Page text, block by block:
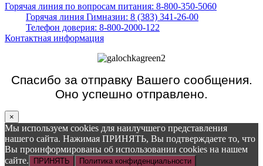
Горячая линия по вопросам питания: 8-800-350-5060
Горячая линия Гимназии: 8 (383) 341-26-00
Телефон доверия: 8-800-2000-122
Контактная информация
Спасибо за отправку Вашего сообщения.
Оно успешно отправлено.
×
Мы используем cookies для наилучшего представления
нашего сайта. Нажимая ПРИНЯТЬ, Вы подтверждаете то, что
Вы проинформированы об использовании cookies на нашем
сайте.
ПРИНЯТЬ Политика конфиденциальности